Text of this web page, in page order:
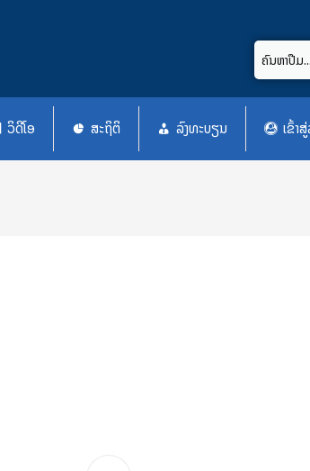
ວິດີໂອ ສະຖິຕິ ລົງທະບຽນ ເຂົ້າ